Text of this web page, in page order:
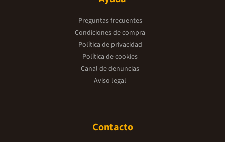
Preguntas frecuentes
Condiciones de compra
Política de privacidad
Política de cookies
Canal de denuncias
Aviso legal
Contacto